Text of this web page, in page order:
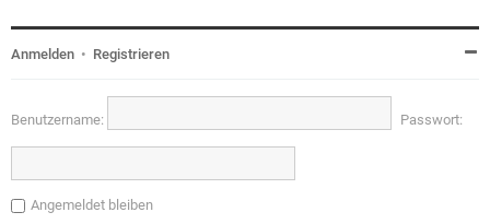
Anmelden • Registrieren
Benutzername: Passwort:
Angemeldet bleiben